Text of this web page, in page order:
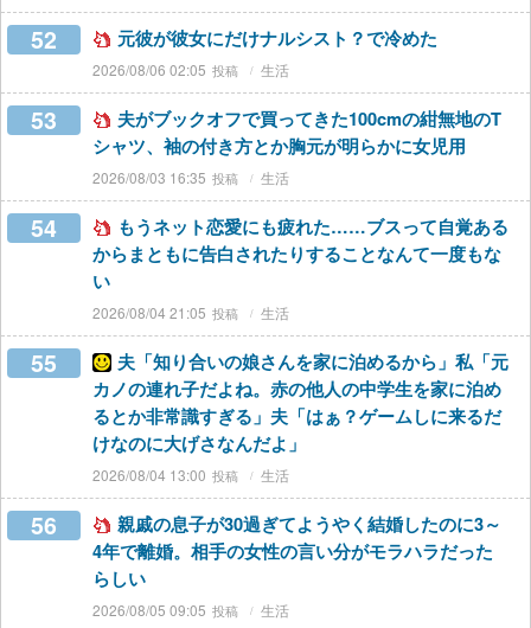
52 元彼が彼女にだけナルシスト？で冷めた
2026/08/06 02:05 生活
53
夫がブックオフで買ってきた100cmの紺無地のT
シャツ、袖の付き方とか胸元が明らかに女児用
2026/08/03 16:35 生活
54
もうネット恋愛にも疲れた……ブスって自覚ある
からまともに告白されたりすることなんて一度もな
い
2026/08/04 21:05 生活
55
夫「知り合いの娘さんを家に泊めるから」私「元
カノの連れ子だよね。赤の他人の中学生を家に泊め
るとか非常識すぎる」夫「はぁ？ゲームしに来るだ
けなのに大げさなんだよ」
2026/08/04 13:00 生活
56
親戚の息子が30過ぎてようやく結婚したのに3～
4年で離婚。相手の女性の言い分がモラハラだった
らしい
2026/08/05 09:05 生活